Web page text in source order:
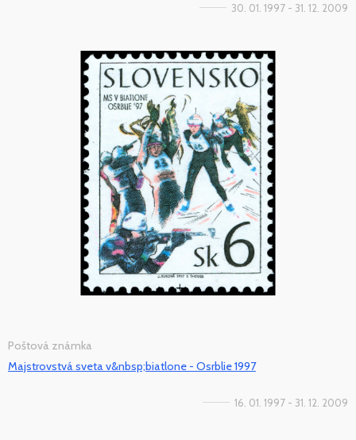
30. 01. 1997 - 31. 12. 2009
Poštová známka
Majstrovstvá sveta v&nbsp;biatlone - Osrblie 1997
16. 01. 1997 - 31. 12. 2009